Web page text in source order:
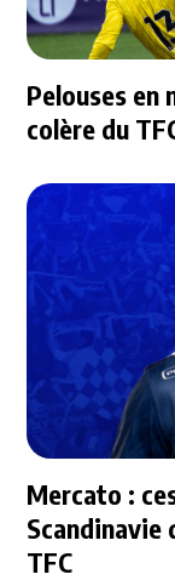
Pelouses en
colère du
Mercato :
TFC